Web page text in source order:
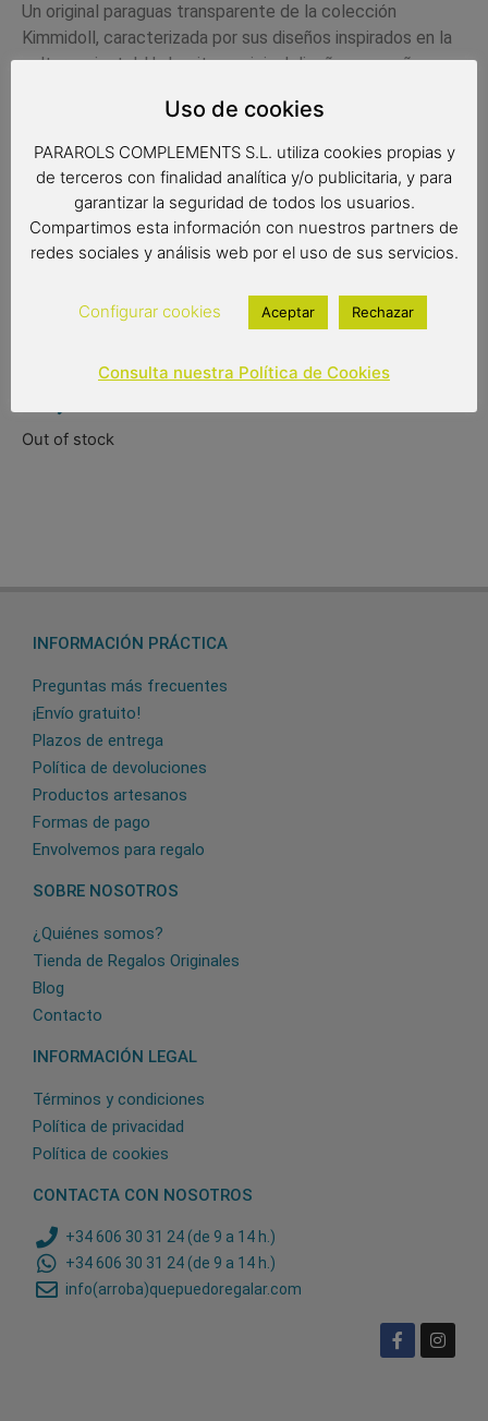
Un original paraguas transparente de la colección
Kimmidoll, caracterizada por sus diseños inspirados en la
cultura oriental. Un bonito y original diseño con muñecas
Medidas:
Radio tela: 61 cm.
Diámetro tela: 87 cm.
Out of stock
INFORMACIÓN PRÁCTICA
Preguntas más frecuentes
¡Envío gratuito!
Plazos de entrega
Política de devoluciones
Productos artesanos
Formas de pago
Envolvemos para regalo
SOBRE NOSOTROS
¿Quiénes somos?
Tienda de Regalos Originales
Blog
Contacto
INFORMACIÓN LEGAL
Términos y condiciones
Política de privacidad
Política de cookies
CONTACTA CON NOSOTROS
+34 606 30 31 24 (de 9 a 14 h.)
+34 606 30 31 24 (de 9 a 14 h.)
info(arroba)quepuedoregalar.com
Uso de cookies
PARAROLS COMPLEMENTS S.L. utiliza cookies propias y
de terceros con finalidad analítica y/o publicitaria, y para
garantizar la seguridad de todos los usuarios.
Compartimos esta información con nuestros partners de
redes sociales y análisis web por el uso de sus servicios.
Configurar cookies Aceptar Rechazar
Consulta nuestra Política de Cookies